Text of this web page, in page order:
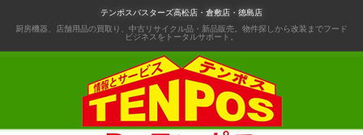
動
テンポスバスターズ高松店・倉敷店・徳島店
厨房機器、店舗用品の買取り、中古リサイクル品・新品販売。物件探しから改装までフード
ビジネスをトータルサポート。